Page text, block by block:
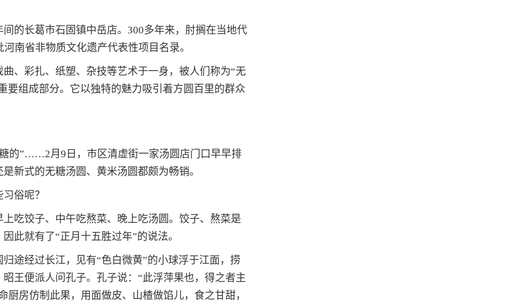
的长葛市石固镇中岳店。300多年来，肘搁在当地代
南省非物质文化遗产代表性项目名录。
、彩扎、纸塑、杂技等艺术于一身，被人们称为“无
要组成部分。它以独特的魅力吸引着方圆百里的群众
的”……2月9日，市区清虚街一家汤圆店门口早早排
新式的无糖汤圆、黄米汤圆都颇为畅销。
俗呢？
吃饺子、中午吃熬菜、晚上吃汤圆。饺子、熬菜是
此就有了“正月十五胜过年”的说法。
途经过长江，见有“色白微黄”的小球浮于江面，捞
王便派人问孔子。孔子说：“此浮萍果也，得之者主
房仿制此果，用面做皮、山楂做馅儿，食之甘甜，